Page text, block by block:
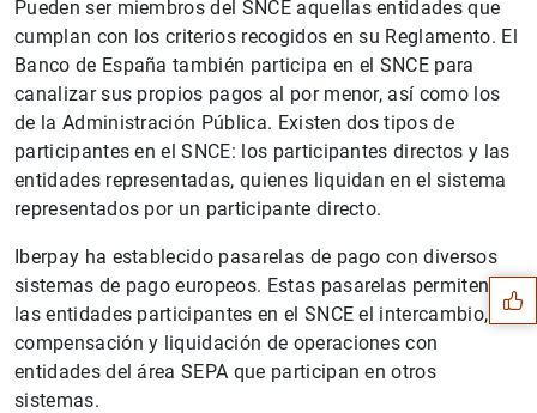
Pueden ser miembros del SNCE aquellas entidades que
cumplan con los criterios recogidos en su Reglamento. El
Banco de España también participa en el SNCE para
canalizar sus propios pagos al por menor, así como los
de la Administración Pública. Existen dos tipos de
participantes en el SNCE: los participantes directos y las
entidades representadas, quienes liquidan en el sistema
representados por un participante directo.
Iberpay ha establecido pasarelas de pago con diversos
sistemas de pago europeos. Estas pasarelas permiten a
las entidades participantes en el SNCE el intercambio,
compensación y liquidación de operaciones con
entidades del área SEPA que participan en otros
sistemas.
Sugerencias